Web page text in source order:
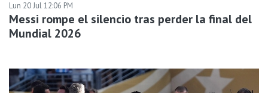
Lun 20 Jul 12:06 PM
Messi rompe el silencio tras perder la final del
Mundial 2026